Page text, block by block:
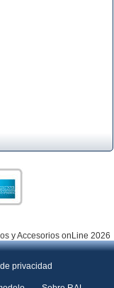
y Accesorios onLine 2026
privacidad